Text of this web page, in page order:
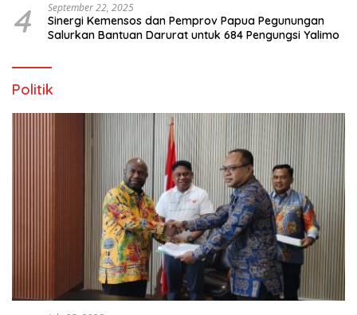
4 September 22, 2025
Sinergi Kemensos dan Pemprov Papua Pegunungan
Salurkan Bantuan Darurat untuk 684 Pengungsi Yalimo
Politik